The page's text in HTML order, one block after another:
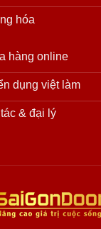
hóa
hàng online
dụng việt làm
& đại lý